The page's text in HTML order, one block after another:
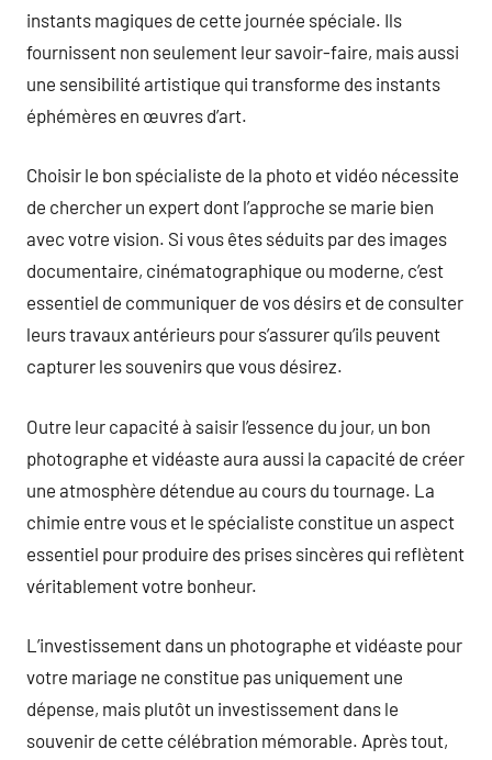
instants magiques de cette journée spéciale. Ils
fournissent non seulement leur savoir-faire, mais aussi
une sensibilité artistique qui transforme des instants
éphémères en œuvres d’art.
Choisir le bon spécialiste de la photo et vidéo nécessite
de chercher un expert dont l’approche se marie bien
avec votre vision. Si vous êtes séduits par des images
documentaire, cinématographique ou moderne, c’est
essentiel de communiquer de vos désirs et de consulter
leurs travaux antérieurs pour s’assurer qu’ils peuvent
capturer les souvenirs que vous désirez.
Outre leur capacité à saisir l’essence du jour, un bon
photographe et vidéaste aura aussi la capacité de créer
une atmosphère détendue au cours du tournage. La
chimie entre vous et le spécialiste constitue un aspect
essentiel pour produire des prises sincères qui reflètent
véritablement votre bonheur.
L’investissement dans un photographe et vidéaste pour
votre mariage ne constitue pas uniquement une
dépense, mais plutôt un investissement dans le
souvenir de cette célébration mémorable. Après tout,